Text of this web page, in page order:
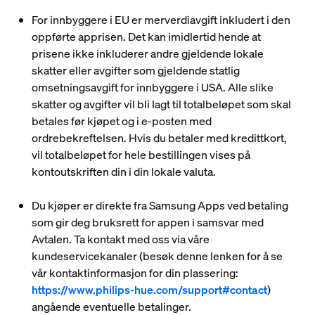
For innbyggere i EU er merverdiavgift inkludert i den
oppførte apprisen. Det kan imidlertid hende at
prisene ikke inkluderer andre gjeldende lokale
skatter eller avgifter som gjeldende statlig
omsetningsavgift for innbyggere i USA. Alle slike
skatter og avgifter vil bli lagt til totalbeløpet som skal
betales før kjøpet og i e-posten med
ordrebekreftelsen. Hvis du betaler med kredittkort,
vil totalbeløpet for hele bestillingen vises på
kontoutskriften din i din lokale valuta.
Du kjøper er direkte fra Samsung Apps ved betaling
som gir deg bruksrett for appen i samsvar med
Avtalen. Ta kontakt med oss via våre
kundeservicekanaler (besøk denne lenken for å se
vår kontaktinformasjon for din plassering:
https://www.philips-hue.com/support#contact)
angående eventuelle betalinger.